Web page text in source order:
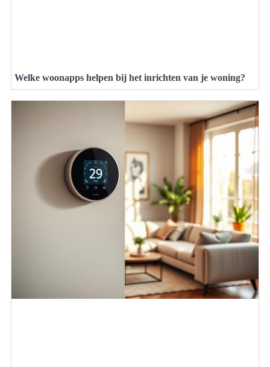
Welke woonapps helpen bij het inrichten van je woning?